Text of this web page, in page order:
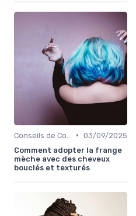
• 03/09/2025
Comment adopter la frange
mèche avec des cheveux
bouclés et texturés